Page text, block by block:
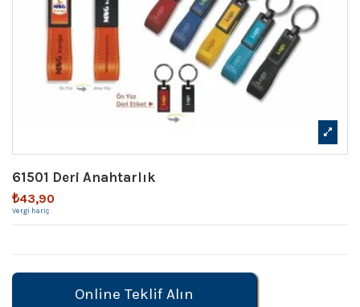
61501 Deri Anahtarlık
₺43,90
Vergi hariç
Online Teklif Alın